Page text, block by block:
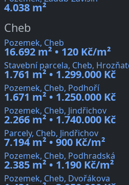
4.038 m²
Cheb
Pozemek, Cheb
16.692 m² • 120 Kč/m²
Stavební parcela, Cheb,
1.761 m² • 1.299.000 Kč
Pozemek, Cheb, Podhoří
1.671 m² • 1.250.000 Kč
Pozemek, Cheb, Jindřichov
2.266 m² • 1.740.000 Kč
Parcely, Cheb, Jindřichov
7.194 m² • 900 Kč/m²
Pozemek, Cheb, Podhradská
2.385 m² • 1.190 Kč/m²
Pozemek, Cheb, Dvořákova